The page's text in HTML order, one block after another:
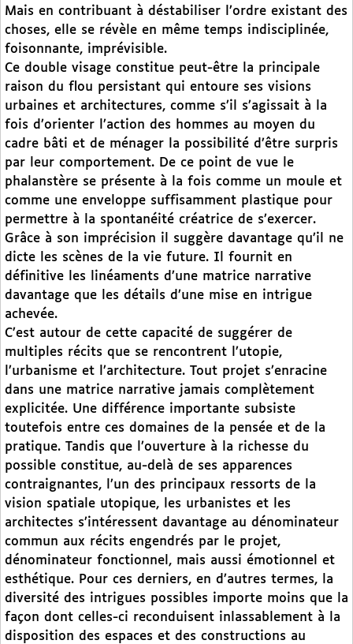
Mais en contribuant à déstabiliser l’ordre existant des
choses, elle se révèle en même temps indisciplinée,
foisonnante, imprévisible.
Ce double visage constitue peut-être la principale
raison du flou persistant qui entoure ses visions
urbaines et architectures, comme s’il s’agissait à la
fois d’orienter l’action des hommes au moyen du
cadre bâti et de ménager la possibilité d’être surpris
par leur comportement. De ce point de vue le
phalanstère se présente à la fois comme un moule et
comme une enveloppe suffisamment plastique pour
permettre à la spontanéité créatrice de s’exercer.
Grâce à son imprécision il suggère davantage qu’il ne
dicte les scènes de la vie future. Il fournit en
définitive les linéaments d’une matrice narrative
davantage que les détails d’une mise en intrigue
achevée.
C’est autour de cette capacité de suggérer de
multiples récits que se rencontrent l’utopie,
l’urbanisme et l’architecture. Tout projet s’enracine
dans une matrice narrative jamais complètement
explicitée. Une différence importante subsiste
toutefois entre ces domaines de la pensée et de la
pratique. Tandis que l’ouverture à la richesse du
possible constitue, au-delà de ses apparences
contraignantes, l’un des principaux ressorts de la
vision spatiale utopique, les urbanistes et les
architectes s’intéressent davantage au dénominateur
commun aux récits engendrés par le projet,
dénominateur fonctionnel, mais aussi émotionnel et
esthétique. Pour ces derniers, en d’autres termes, la
diversité des intrigues possibles importe moins que la
façon dont celles-ci reconduisent inlassablement à la
disposition des espaces et des constructions au